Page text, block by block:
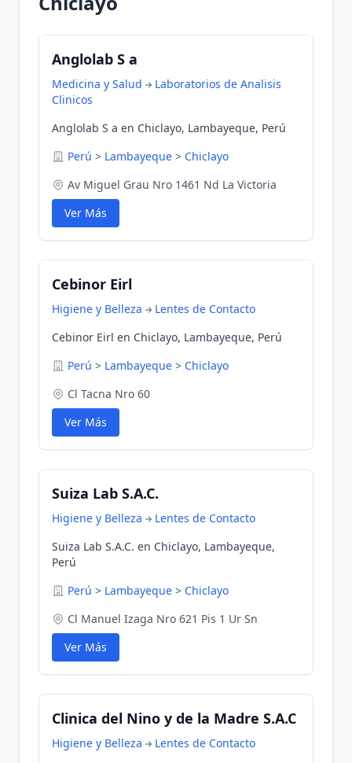
Anglolab S a
Medicina y Salud
Laboratorios de Analisis
Clinicos
Anglolab S a en Chiclayo, Lambayeque, Perú
Perú > Lambayeque > Chiclayo
Av Miguel Grau Nro 1461 Nd La Victoria
Ver Más
Cebinor Eirl
Higiene y Belleza
Lentes de Contacto
Cebinor Eirl en Chiclayo, Lambayeque, Perú
Perú > Lambayeque > Chiclayo
Cl Tacna Nro 60
Ver Más
Suiza Lab S.A.C.
Higiene y Belleza
Lentes de Contacto
Suiza Lab S.A.C. en Chiclayo, Lambayeque,
Perú
Perú > Lambayeque > Chiclayo
Cl Manuel Izaga Nro 621 Pis 1 Ur Sn
Ver Más
Clinica del Nino y de la Madre S.A.C
Higiene y Belleza
Lentes de Contacto